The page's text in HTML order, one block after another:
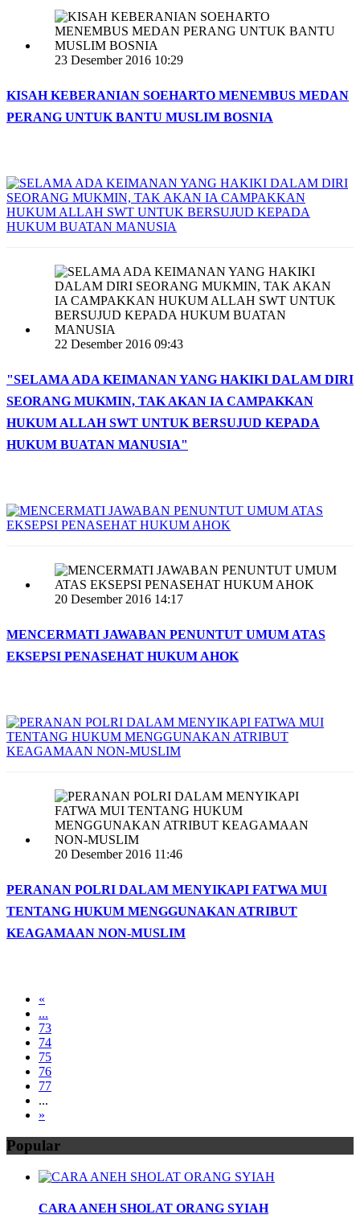
23 Desember 2016 10:29
KISAH KEBERANIAN SOEHARTO MENEMBUS MEDAN
PERANG UNTUK BANTU MUSLIM BOSNIA
22 Desember 2016 09:43
"SELAMA ADA KEIMANAN YANG HAKIKI DALAM DIRI
SEORANG MUKMIN, TAK AKAN IA CAMPAKKAN
HUKUM ALLAH SWT UNTUK BERSUJUD KEPADA
HUKUM BUATAN MANUSIA"
20 Desember 2016 14:17
MENCERMATI JAWABAN PENUNTUT UMUM ATAS
EKSEPSI PENASEHAT HUKUM AHOK
20 Desember 2016 11:46
PERANAN POLRI DALAM MENYIKAPI FATWA MUI
TENTANG HUKUM MENGGUNAKAN ATRIBUT
KEAGAMAAN NON-MUSLIM
«
...
73
74
75
76
77
...
»
Popular
CARA ANEH SHOLAT ORANG SYIAH